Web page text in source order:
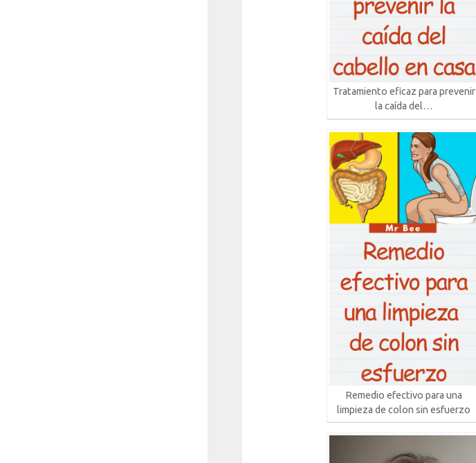
Tratamiento eficaz para prevenir
la caída del…
Remedio efectivo para una
limpieza de colon sin esfuerzo